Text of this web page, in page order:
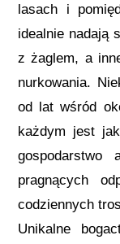
lasach i
idealnie nadają
z żaglem, a
nurkowania.
od lat wśród
każdym jest
gospodarstwo
pragnących
codziennych
Unikalne